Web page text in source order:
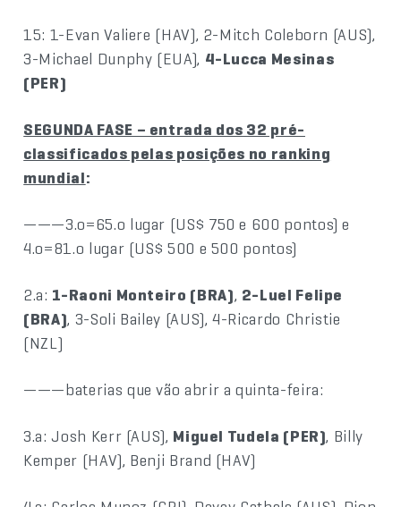
15: 1-Evan Valiere (HAV), 2-Mitch Coleborn (AUS),
3-Michael Dunphy (EUA), 4-Lucca Mesinas
(PER)
SEGUNDA FASE – entrada dos 32 pré-
classificados pelas posições no ranking
mundial:
———3.o=65.o lugar (US$ 750 e 600 pontos) e
4.o=81.o lugar (US$ 500 e 500 pontos)
2.a: 1-Raoni Monteiro (BRA), 2-Luel Felipe
(BRA), 3-Soli Bailey (AUS), 4-Ricardo Christie
(NZL)
———baterias que vão abrir a quinta-feira:
3.a: Josh Kerr (AUS), Miguel Tudela (PER), Billy
Kemper (HAV), Benji Brand (HAV)